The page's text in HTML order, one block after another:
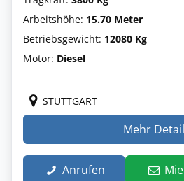
Arbeitshöhe: 15.70 Meter
Betriebsgewicht: 12080 Kg
Motor: Diesel
STUTTGART
Mehr
Anrufen